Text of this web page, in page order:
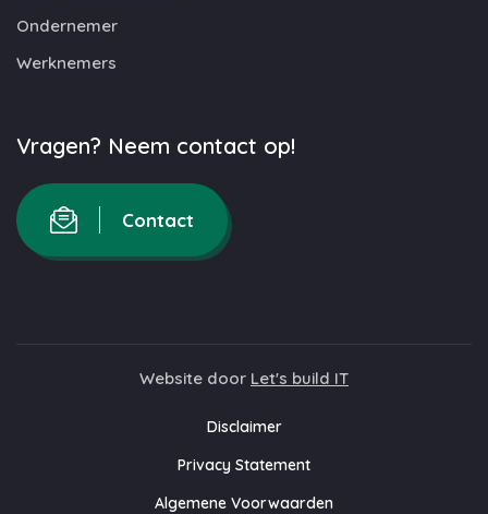
Ondernemer
Werknemers
Vragen? Neem contact op!
Contact
Website door Let's build IT
Disclaimer
Privacy Statement
Algemene Voorwaarden